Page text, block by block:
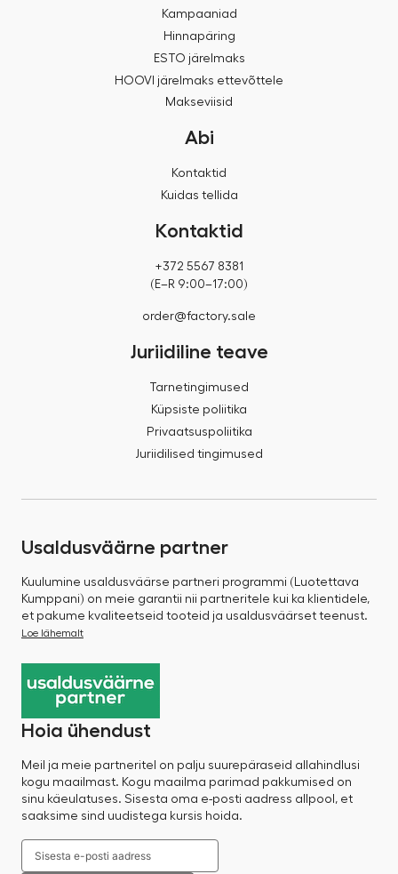
Kampaaniad
Hinnapäring
ESTO järelmaks
HOOVI järelmaks ettevõttele
Makseviisid
Abi
Kontaktid
Kuidas tellida
Kontaktid
+372 5567 8381
(E–R 9:00–17:00)
order@factory.sale
Juriidiline teave
Tarnetingimused
Küpsiste poliitika
Privaatsuspoliitika
Juriidilised tingimused
Usaldusväärne partner
Kuulumine usaldusväärse partneri programmi (Luotettava
Kumppani) on meie garantii nii partneritele kui ka klientidele,
et pakume kvaliteetseid tooteid ja usaldusväärset teenust.
Loe lähemalt
Hoia ühendust
Meil ja meie partneritel on palju suurepäraseid allahindlusi
kogu maailmast. Kogu maailma parimad pakkumised on
sinu käeulatuses. Sisesta oma e-posti aadress allpool, et
saaksime sind uudistega kursis hoida.